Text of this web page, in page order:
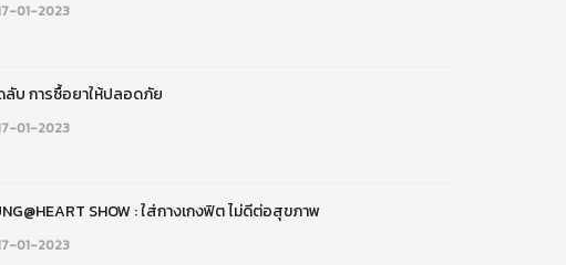
01-2023
ลับ การซื้อยาให้ปลอดภัย
01-2023
SHOW : ใส่กางเกงฟิต ไม่ดีต่อสุขภาพ
01-2023